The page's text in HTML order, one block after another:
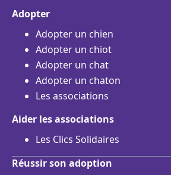
Adopter
Adopter un chien
Adopter un chiot
Adopter un chat
Adopter un chaton
Les associations
Aider les associations
Les Clics Solidaires
Réussir son adoption